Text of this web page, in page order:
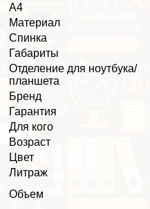
А4
Материал
Спинка
Габариты
Отделение для ноутбука/
планшета
Бренд
Гарантия
Для кого
Возраст
Цвет
Литраж
Объем